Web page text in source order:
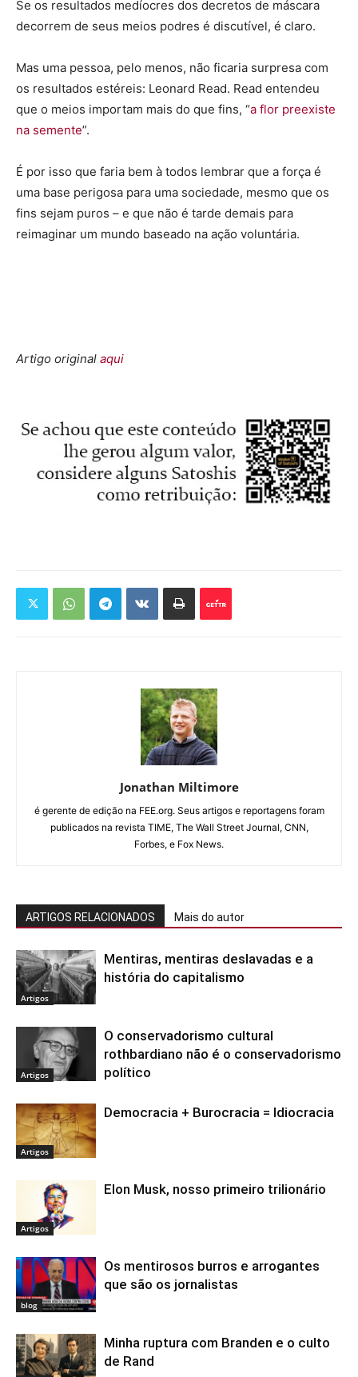
Se os resultados medíocres dos decretos de máscara
decorrem de seus meios podres é discutível, é claro.
Mas uma pessoa, pelo menos, não ficaria surpresa com
os resultados estéreis: Leonard Read. Read entendeu
que o meios importam mais do que fins, “a flor preexiste
na semente”.
É por isso que faria bem à todos lembrar que a força é
uma base perigosa para uma sociedade, mesmo que os
fins sejam puros – e que não é tarde demais para
reimaginar um mundo baseado na ação voluntária.
Artigo original aqui
Jonathan Miltimore
é gerente de edição na FEE.org. Seus artigos e reportagens foram
publicados na revista TIME, The Wall Street Journal, CNN,
Forbes, e Fox News.
ARTIGOS RELACIONADOS Mais do autor
Artigos
Mentiras, mentiras deslavadas e a
história do capitalismo
Artigos
O conservadorismo cultural
rothbardiano não é o conservadorismo
político
Artigos
Democracia + Burocracia = Idiocracia
Artigos
Elon Musk, nosso primeiro trilionário
blog
Os mentirosos burros e arrogantes
que são os jornalistas
Minha ruptura com Branden e o culto
de Rand